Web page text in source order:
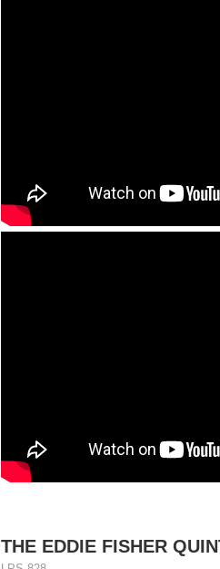
THE EDDIE FISHER